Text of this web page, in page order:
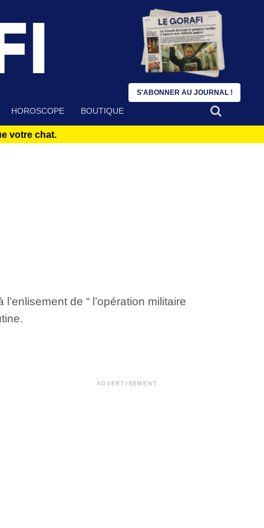
HOROSCOPE BOUTIQUE
votre chat.
de “ l’opération militaire
ADVERTISEMENT
S'ABONNER AU JOURNAL !